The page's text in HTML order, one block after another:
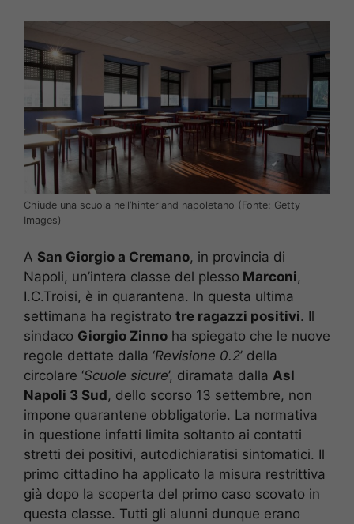
Chiude una scuola nell’hinterland napoletano (Fonte: Getty
Images)
A San Giorgio a Cremano, in provincia di
Napoli, un’intera classe del plesso Marconi,
I.C.Troisi, è in quarantena. In questa ultima
settimana ha registrato tre ragazzi positivi. Il
sindaco Giorgio Zinno ha spiegato che le nuove
regole dettate dalla ‘Revisione 0.2’ della
circolare ‘Scuole sicure’, diramata dalla Asl
Napoli 3 Sud, dello scorso 13 settembre, non
impone quarantene obbligatorie. La normativa
in questione infatti limita soltanto ai contatti
stretti dei positivi, autodichiaratisi sintomatici. Il
primo cittadino ha applicato la misura restrittiva
già dopo la scoperta del primo caso scovato in
questa classe. Tutti gli alunni dunque erano